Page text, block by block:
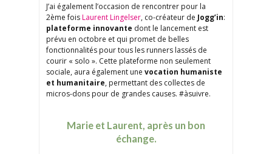
J’ai également l’occasion de rencontrer pour la
2ème foisLaurent Lingelser, co-créateur de Jogg’in:
plateforme innovante dont le lancement est
prévu en octobre et qui promet de belles
fonctionnalités pour tous les runners lassés de
courir « solo ». Cette plateforme non seulement
sociale, aura également une vocation humaniste
et humanitaire, permettant des collectes de
micros-dons pour de grandes causes. #àsuivre.
Marie et Laurent, après un bon
échange.